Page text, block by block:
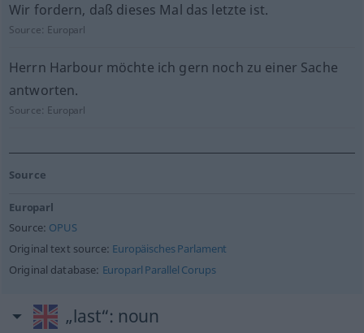
Wir fordern, daß dieses Mal das letzte ist.
Source: Europarl
Herrn Harbour möchte ich gern noch zu einer Sache
antworten.
Source: Europarl
Source
Europarl
Source: OPUS
Original text source: Europäisches Parlament
Original database: Europarl Parallel Corups
„last“: noun